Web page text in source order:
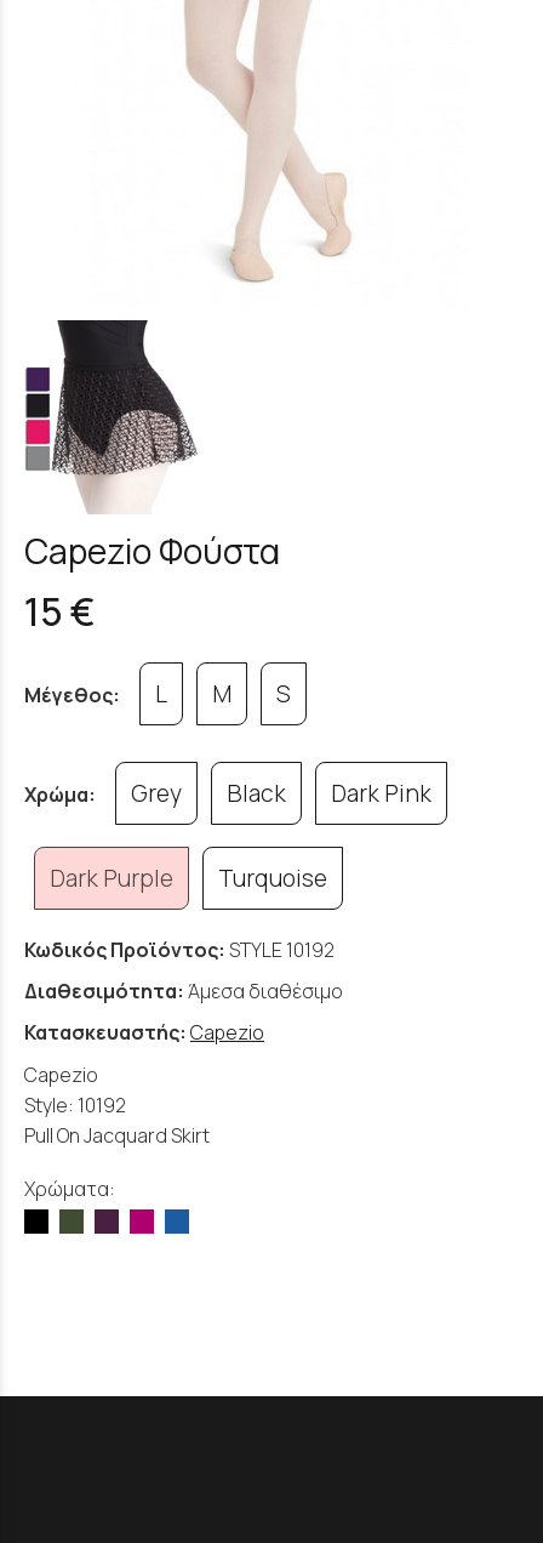
Capezio Φούστα
15 €
Μέγεθος: L M S
Χρώμα: Grey Black Dark Pink
Dark Purple Turquoise
Κωδικός Προϊόντος: STYLE 10192
Διαθεσιμότητα: Άμεσα διαθέσιμο
Κατασκευαστής: Capezio
Capezio
Style: 10192
Pull On Jacquard Skirt
Χρώματα: